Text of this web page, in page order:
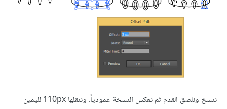
ننسخ ونلصق القدم ثم نعكس النسخة عمودياً. وننقلها 110px لليمين